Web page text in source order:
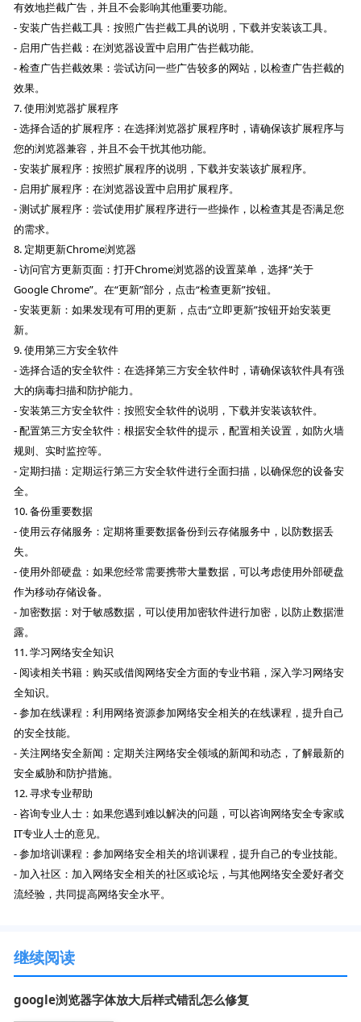
有效地拦截广告，并且不会影响其他重要功能。
- 安装广告拦截工具：按照广告拦截工具的说明，下载并安装该工具。
- 启用广告拦截：在浏览器设置中启用广告拦截功能。
- 检查广告拦截效果：尝试访问一些广告较多的网站，以检查广告拦截的
效果。
7. 使用浏览器扩展程序
- 选择合适的扩展程序：在选择浏览器扩展程序时，请确保该扩展程序与
您的浏览器兼容，并且不会干扰其他功能。
- 安装扩展程序：按照扩展程序的说明，下载并安装该扩展程序。
- 启用扩展程序：在浏览器设置中启用扩展程序。
- 测试扩展程序：尝试使用扩展程序进行一些操作，以检查其是否满足您
的需求。
8. 定期更新Chrome浏览器
- 访问官方更新页面：打开Chrome浏览器的设置菜单，选择“关于
Google Chrome”。在“更新”部分，点击“检查更新”按钮。
- 安装更新：如果发现有可用的更新，点击“立即更新”按钮开始安装更
新。
9. 使用第三方安全软件
- 选择合适的安全软件：在选择第三方安全软件时，请确保该软件具有强
大的病毒扫描和防护能力。
- 安装第三方安全软件：按照安全软件的说明，下载并安装该软件。
- 配置第三方安全软件：根据安全软件的提示，配置相关设置，如防火墙
规则、实时监控等。
- 定期扫描：定期运行第三方安全软件进行全面扫描，以确保您的设备安
全。
10. 备份重要数据
- 使用云存储服务：定期将重要数据备份到云存储服务中，以防数据丢
失。
- 使用外部硬盘：如果您经常需要携带大量数据，可以考虑使用外部硬盘
作为移动存储设备。
- 加密数据：对于敏感数据，可以使用加密软件进行加密，以防止数据泄
露。
11. 学习网络安全知识
- 阅读相关书籍：购买或借阅网络安全方面的专业书籍，深入学习网络安
全知识。
- 参加在线课程：利用网络资源参加网络安全相关的在线课程，提升自己
的安全技能。
- 关注网络安全新闻：定期关注网络安全领域的新闻和动态，了解最新的
安全威胁和防护措施。
12. 寻求专业帮助
- 咨询专业人士：如果您遇到难以解决的问题，可以咨询网络安全专家或
IT专业人士的意见。
- 参加培训课程：参加网络安全相关的培训课程，提升自己的专业技能。
- 加入社区：加入网络安全相关的社区或论坛，与其他网络安全爱好者交
流经验，共同提高网络安全水平。
继续阅读
google浏览器字体放大后样式错乱怎么修复